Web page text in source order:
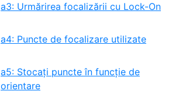
a3: Urmărirea focalizării cu Lock-On
a4: Puncte de focalizare utilizate
a5: Stocați puncte în funcție de
orientare